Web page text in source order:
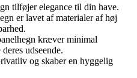
tilføjer elegance til din have.
er lavet af materialer af høj
kræver minimal
udseende.
og skaber en hyggelig